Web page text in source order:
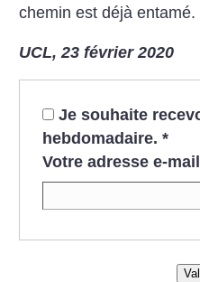
chemin est déjà entamé.
UCL, 23 février 2020
Je souhaite
hebdomadaire. *
Votre adresse e-mail